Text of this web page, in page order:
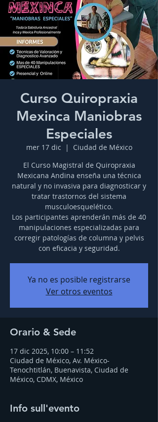
Curso Quiropraxia
Mexinca Maniobras
Especiales
mer 17 dic
  |
Ciudad de México
El Curso Magistral de Quiropraxia
Mexicana Andina enseña una técnica
natural y no invasiva para diagnosticar y
tratar trastornos del sistema
musculoesquelético.
Los participantes aprenderán más de 40
manipulaciones especializadas para
corregir patologías de columna y pelvis
con eficacia y seguridad.
Ya no es posible registrarse
Ver otros eventos
Orario & Sede
17 dic 2025, 10:00 – 11:52
Ciudad de México, Av. México-
Tenochtitlán, Buenavista, Ciudad de
México, CDMX, México
Info sull'evento